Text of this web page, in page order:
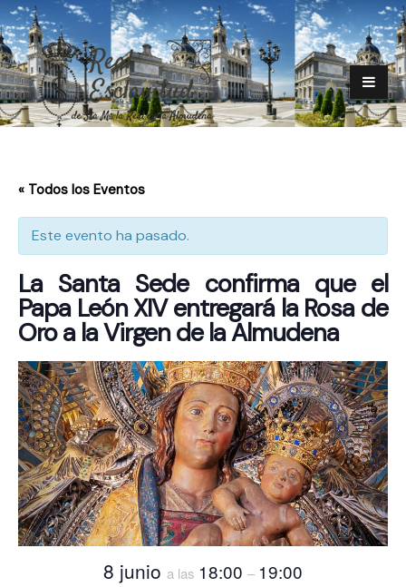
« Todos los Eventos
Este evento ha pasado.
La Santa Sede confirma que el
Papa León XIV entregará la Rosa de
Oro a la Virgen de la Almudena
8 junio a las 18:00 – 19:00